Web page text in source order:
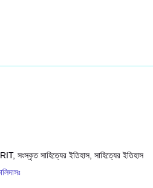
সাহিত্যের ইতিহাস, সাহিত্যের ইতিহাস